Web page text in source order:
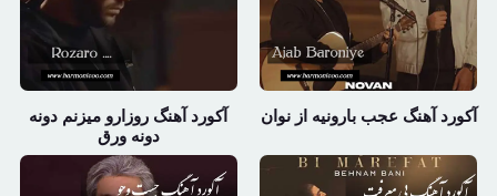
آکورد آهنگ عجب بارونیه از نوان
آکورد آهنگ روزارو میزنم دونه
دونه ورق